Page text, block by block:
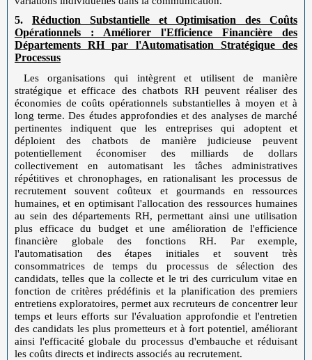
5.
Réduction Substantielle et Optimisation des Coûts
Opérationnels : Améliorer l'Efficience Financière des
Départements RH par l'Automatisation Stratégique des
Processus
Les organisations qui intègrent et utilisent de manière
stratégique et efficace des chatbots RH peuvent réaliser des
économies de coûts opérationnels substantielles à moyen et à
long terme. Des études approfondies et des analyses de marché
pertinentes indiquent que les entreprises qui adoptent et
déploient des chatbots de manière judicieuse peuvent
potentiellement économiser des milliards de dollars
collectivement en automatisant les tâches administratives
répétitives et chronophages, en rationalisant les processus de
recrutement souvent coûteux et gourmands en ressources
humaines, et en optimisant l'allocation des ressources humaines
au sein des départements RH, permettant ainsi une utilisation
plus efficace du budget et une amélioration de l'efficience
financière globale des fonctions RH. Par exemple,
l'automatisation des étapes initiales et souvent très
consommatrices de temps du processus de sélection des
candidats, telles que la collecte et le tri des curriculum vitae en
fonction de critères prédéfinis et la planification des premiers
entretiens exploratoires, permet aux recruteurs de concentrer leur
temps et leurs efforts sur l'évaluation approfondie et l'entretien
des candidats les plus prometteurs et à fort potentiel, améliorant
ainsi l'efficacité globale du processus d'embauche et réduisant
les coûts directs et indirects associés au recrutement.